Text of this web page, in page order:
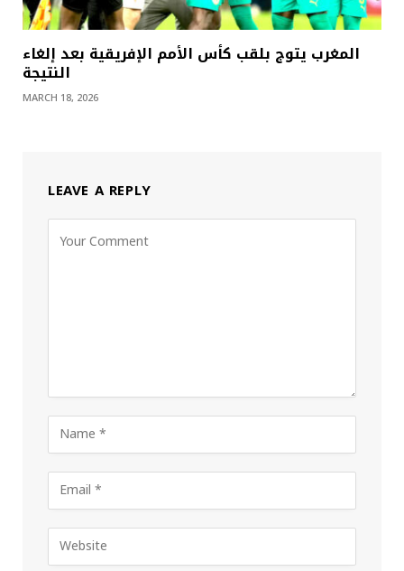
المغرب يتوج بلقب كأس الأمم الإفريقية بعد إلغاء
النتيجة
MARCH 18, 2026
LEAVE A REPLY